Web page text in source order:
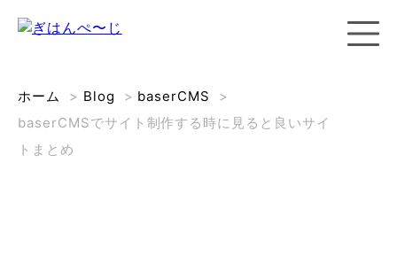
ホーム > Blog > baserCMS
>
baserCMSでサイト制作する時に見ると良いサイ
トまとめ